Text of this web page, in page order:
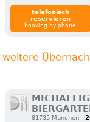
telefonisch
reservieren
booking by phone
weitere
81735 München